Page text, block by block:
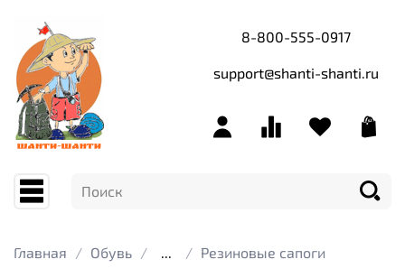
8-800-555-0917
support@shanti-shanti.ru
Главная Обувь Резиновые сапоги